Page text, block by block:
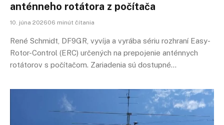
anténneho rotátora z počítača
10. júna 202606 minút čítania
René Schmidt, DF9GR, vyvíja a vyrába sériu rozhraní Easy-
Rotor-Control (ERC) určených na prepojenie anténnych
rotátorov s počítačom. Zariadenia sú dostupné…